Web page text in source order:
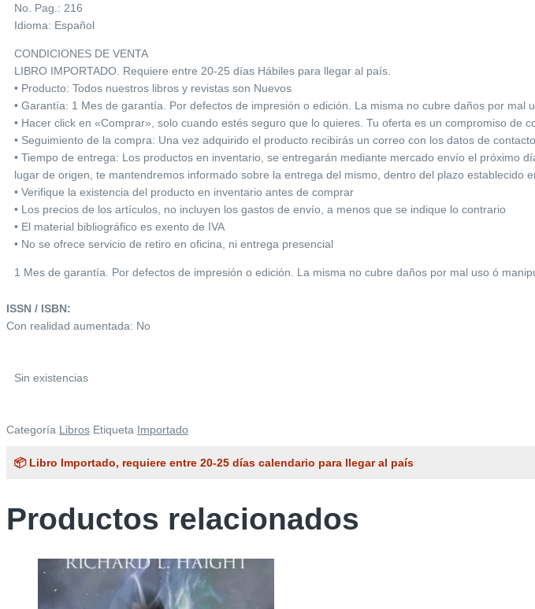
No. Pag.: 216
Idioma: Español
CONDICIONES DE VENTA
LIBRO IMPORTADO. Requiere entre 20-25 días Hábiles para llegar al país.
• Producto: Todos nuestros libros y revistas son Nuevos
• Garantía: 1 Mes de garantía. Por defectos de impresión o edición. La misma no cubre daños por
• Hacer click en «Comprar», solo cuando estés seguro que lo quieres. Tu oferta es un compromiso
• Seguimiento de la compra: Una vez adquirido el producto recibirás un correo con los datos de
• Tiempo de entrega: Los productos en inventario, se entregarán mediante mercado envío el
lugar de origen, te mantendremos informado sobre la entrega del mismo, dentro del plazo establecido
• Verifique la existencia del producto en inventario antes de comprar
• Los precios de los artículos, no incluyen los gastos de envío, a menos que se indique lo contrario
• El material bibliográfico es exento de IVA
• No se ofrece servicio de retiro en oficina, ni entrega presencial
1 Mes de garantía. Por defectos de impresión o edición. La misma no cubre daños por mal uso ó
ISSN / ISBN:
Con realidad aumentada: No
Sin existencias
Categoría Libros Etiqueta Importado
📦 Libro Importado, requiere entre 20-25 días calendario para llegar al país
Productos relacionados